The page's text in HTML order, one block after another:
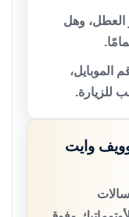
وهل
الموبايل،
للزيارة.
وايت